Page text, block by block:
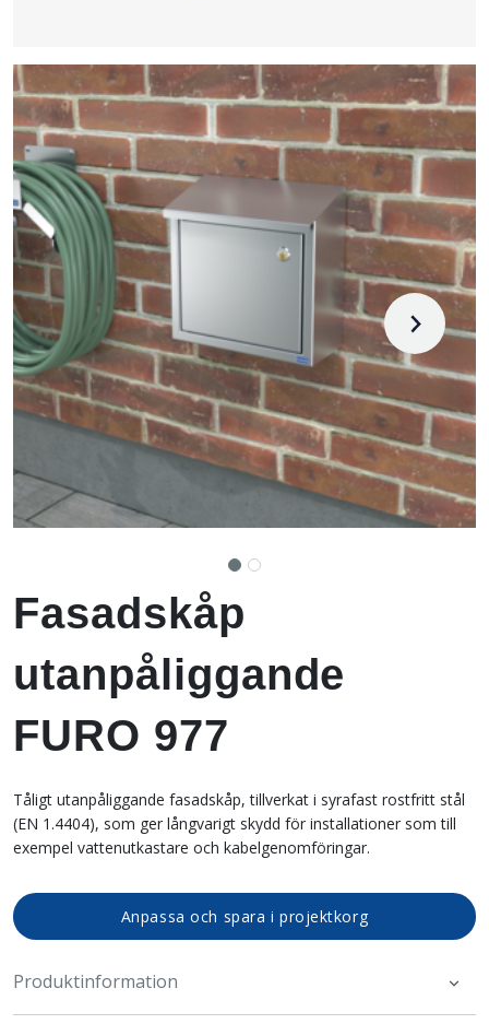
Fasadskåp
utanpåliggande
FURO 977
Tåligt utanpåliggande fasadskåp, tillverkat i syrafast rostfritt stål
(EN 1.4404), som ger långvarigt skydd för installationer som till
exempel vattenutkastare och kabelgenomföringar.
Anpassa och spara i projektkorg
Produktinformation